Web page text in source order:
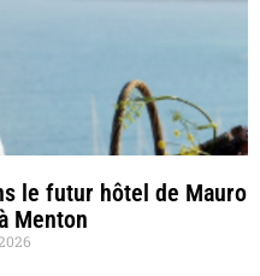
le futur hôtel de Mauro
Menton